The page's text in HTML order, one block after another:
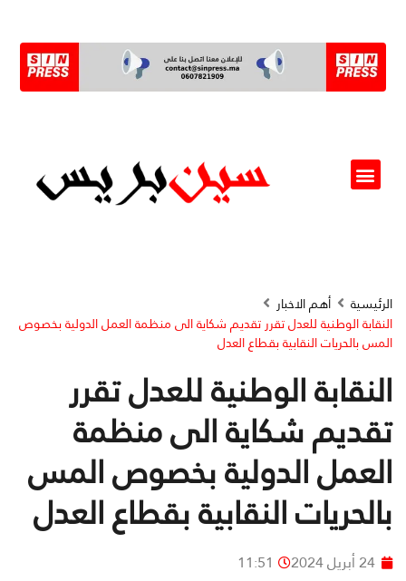
الرئيسية
أهم الاخبار
النقابة الوطنية للعدل تقرر تقديم شكاية الى منظمة العمل الدولية بخصوص
المس بالحريات النقابية بقطاع العدل
النقابة الوطنية للعدل تقرر
تقديم شكاية الى منظمة
العمل الدولية بخصوص المس
بالحريات النقابية بقطاع العدل
24 أبريل 2024 11:51